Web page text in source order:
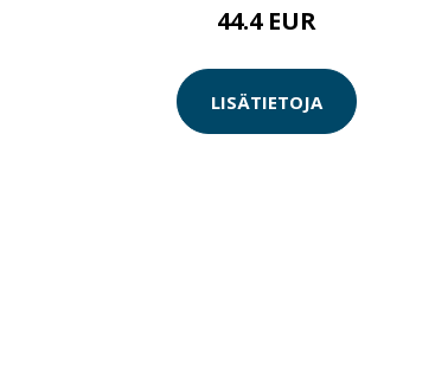
44.4 EUR
LISÄTIETOJA